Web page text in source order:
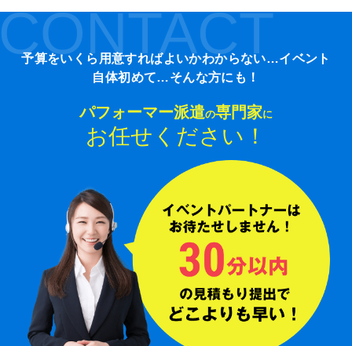
予算をいくら用意すればよいかわからない…イベント
自体初めて…そんな方にも！
パフォーマー派遣の専門家に
お任せください！